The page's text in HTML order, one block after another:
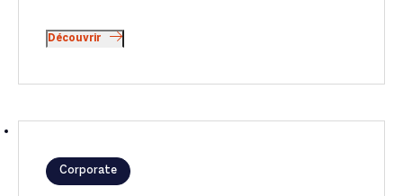
Découvrir
Corporate